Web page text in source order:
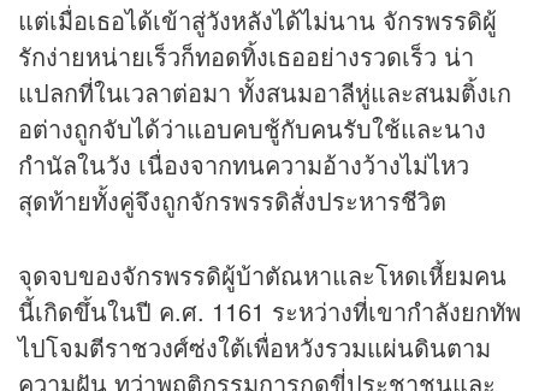
แต่เมื่อเธอได้เข้าสู่วังหลังได้ไม่นาน จักรพรรดิผู้
รักง่ายหน่ายเร็วก็ทอดทิ้งเธออย่างรวดเร็ว น่า
แปลกที่ในเวลาต่อมา ทั้งสนมอาลีหู่และสนมติ้งเก
อต่างถูกจับได้ว่าแอบคบชู้กับคนรับใช้และนาง
กำนัลในวัง เนื่องจากทนความอ้างว้างไม่ไหว
สุดท้ายทั้งคู่จึงถูกจักรพรรดิสั่งประหารชีวิต
จุดจบของจักรพรรดิผู้บ้าตัณหาและโหดเหี้ยมคน
นี้เกิดขึ้นในปี ค.ศ. 1161 ระหว่างที่เขากำลังยกทัพ
ไปโจมตีราชวงศ์ซ่งใต้เพื่อหวังรวมแผ่นดินตาม
ความฝัน ทว่าพฤติกรรมการกดขี่ประชาชนและ